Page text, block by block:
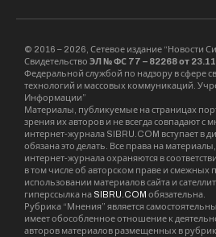
© 2016 – 2026, Сетевое издание “Новости
Свидетельство ЭЛ № ФС 77 – 82268 от
Федеральной службой по надзору в сфере
технологий и массовых коммуникаций.
Информации”
Материалы, публикуемые на страницах
зрения их авторов и не всегда совпадают с
интернет-журнала SIBRU.COM вступает в
обязана это делать. Все права на
интернет-журнала охраняются в
в том числе об авторском праве и смежных
использовании материалов сайта и
гиперссылка на SIBRU.COM обязательна.
Рубрика “Мнения” является
имеет обособленное отношение к
авторов материалов размещенных в